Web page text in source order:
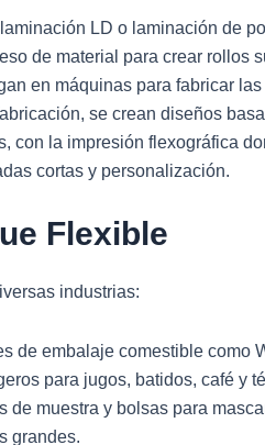
LD o laminación de
de material para crear rollos
en máquinas para fabricar
se crean diseños
con la impresión flexográfica
cortas y personalización.
Flexible
industrias:
de embalaje comestible como
para jugos, batidos, café y
de muestra y bolsas para
grandes.